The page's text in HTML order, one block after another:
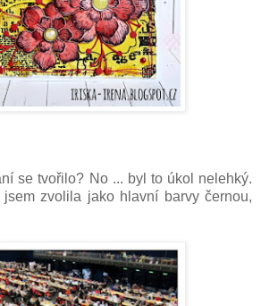
se tvořilo? No ... byl to úkol nelehký.
zvolila jako hlavní barvy černou,